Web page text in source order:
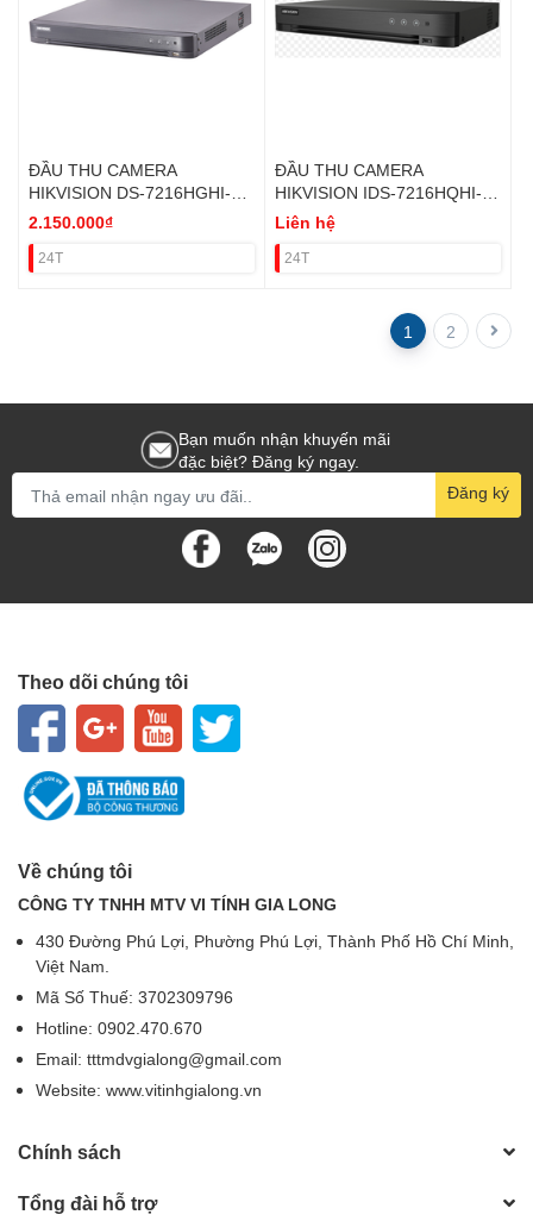
ĐẦU THU CAMERA
HIKVISION DS-7216HGHI-M1
16 KÊNH 5 IN 1 H265+ VAT
2.150.000₫
24T
ĐẦU THU CAMERA
HIKVISION IDS-7216HQHI-
M1/E 16 KÊNH 5 IN 1 VAT
Liên hệ
24T
1 2
Bạn muốn nhận khuyến mãi
đặc biệt? Đăng ký ngay.
Đăng ký
Theo dõi chúng tôi
Về chúng tôi
CÔNG TY TNHH MTV VI TÍNH GIA LONG
430 Đường Phú Lợi, Phường Phú Lợi, Thành Phố Hồ Chí Minh,
Việt Nam.
Mã Số Thuế: 3702309796
Hotline: 0902.470.670
Email: tttmdvgialong@gmail.com
Website: www.vitinhgialong.vn
Chính sách
Tổng đài hỗ trợ